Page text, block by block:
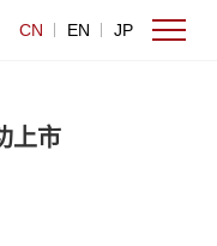
CN EN JP
上市